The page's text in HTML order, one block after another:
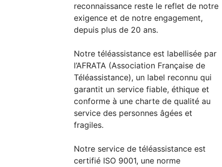
reconnaissance reste le reflet de notre
exigence et de notre engagement,
depuis plus de 20 ans.
Notre téléassistance est labellisée par
l’AFRATA (Association Française de
Téléassistance), un label reconnu qui
garantit un service fiable, éthique et
conforme à une charte de qualité au
service des personnes âgées et
fragiles.
Notre service de téléassistance est
certifié ISO 9001, une norme